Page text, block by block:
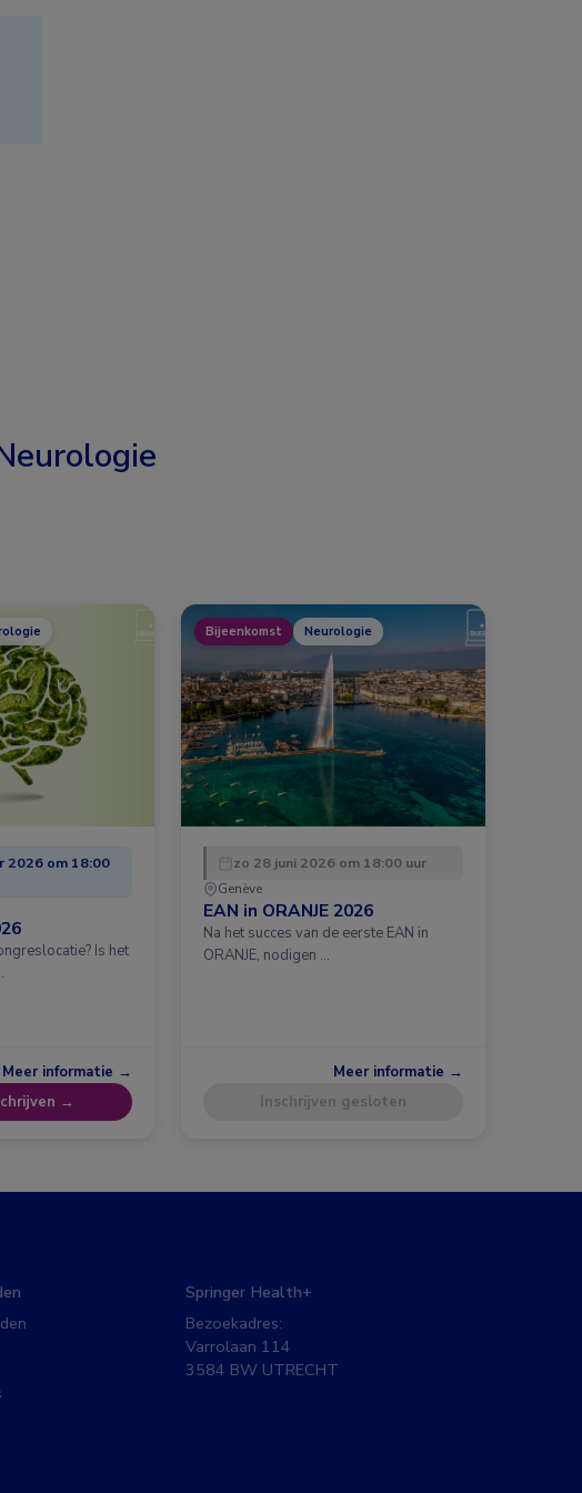
om 18:00
Is het
Meer informatie →
→
Bijeenkomst Neurologie
zo 28 juni 2026 om 18:00 uur
Genève
EAN in ORANJE 2026
Na het succes van de eerste EAN in
ORANJE, nodigen …
Meer informatie →
Inschrijven gesloten
Springer Health+
Bezoekadres:
Varrolaan 114
3584 BW UTRECHT